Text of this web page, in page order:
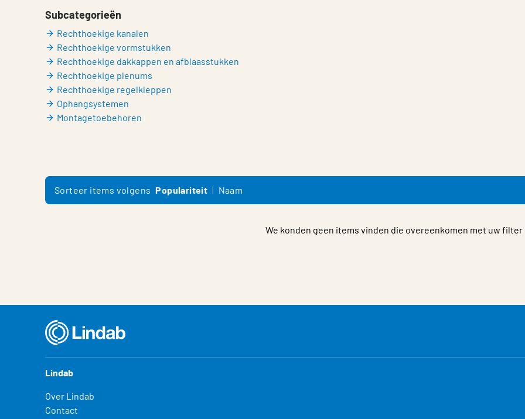
Subcategorieën
Rechthoekige kanalen
Rechthoekige vormstukken
Rechthoekige dakkappen en afblaasstukken
Rechthoekige plenums
Rechthoekige regelkleppen
Ophangsystemen
Montagetoebehoren
Sorteer items volgens Populariteit Naam
We konden geen items vinden die overeenkomen met uw filter
Lindab
Over Lindab
Contact